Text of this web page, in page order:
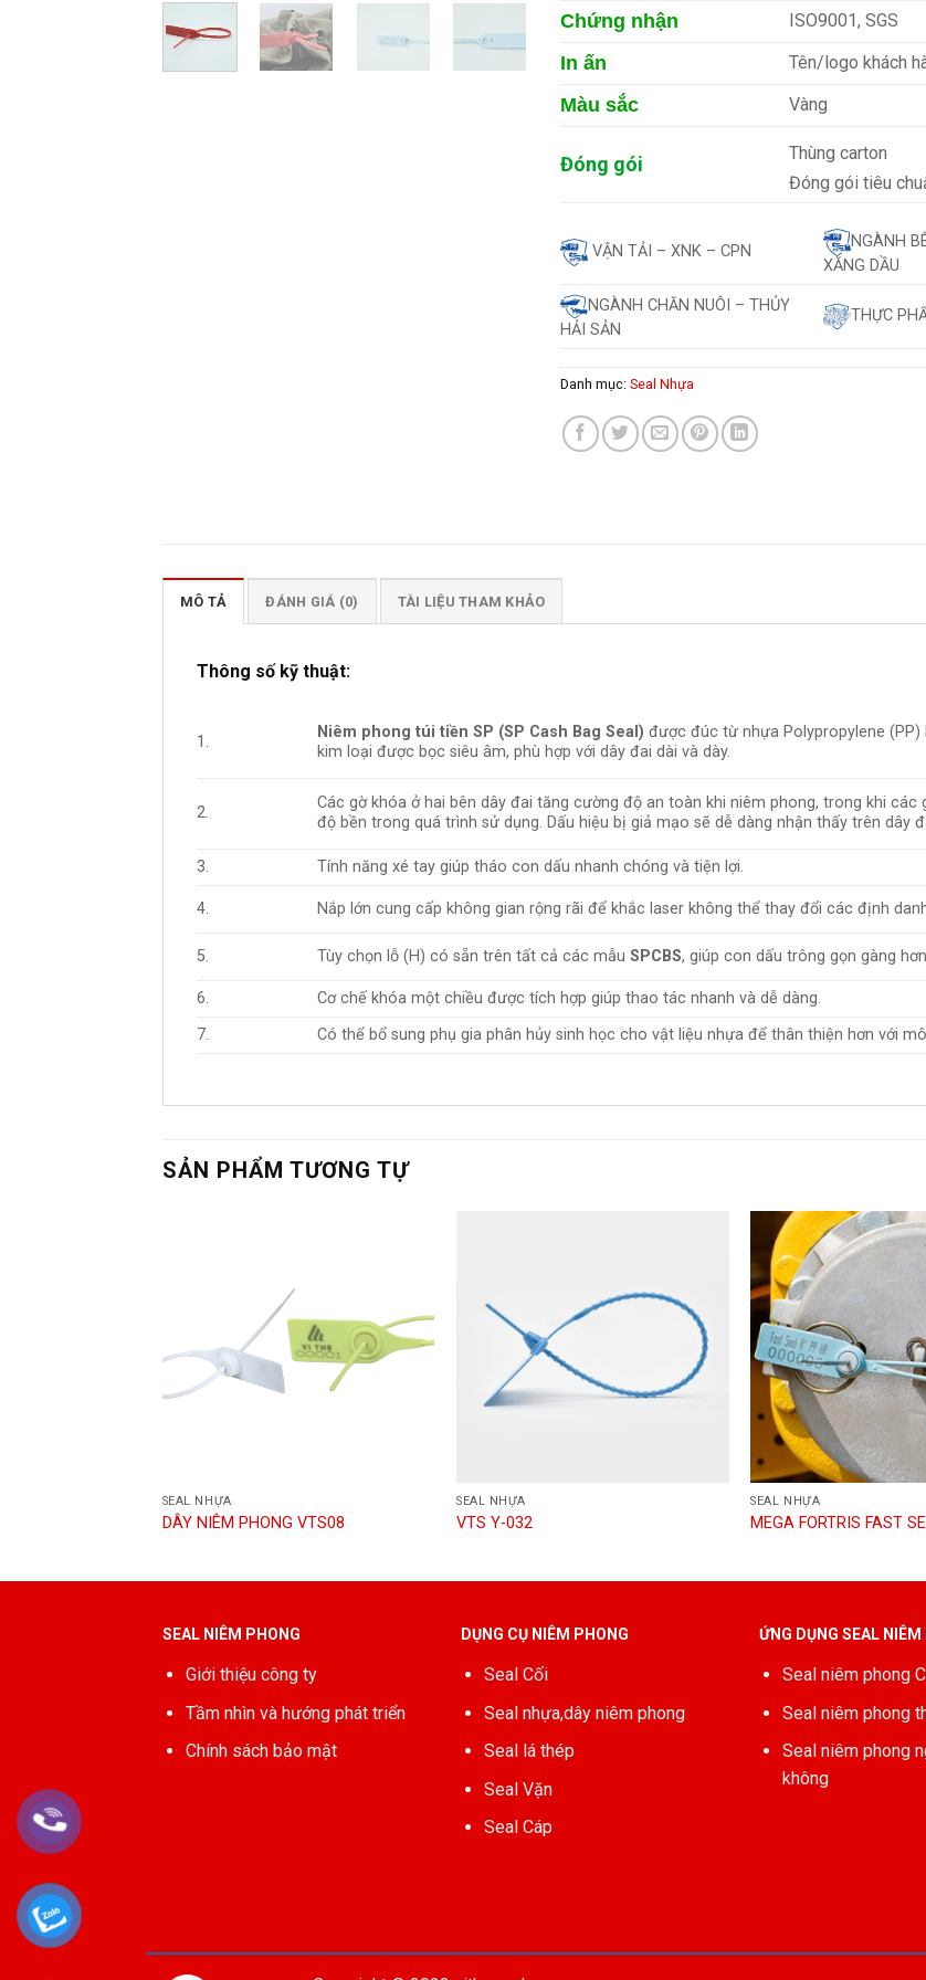
Chứng nhận ISO9001, SGS
In ấn Tên/logo khách
Màu sắc Vàng
Đóng gói
Thùng carton
Đóng gói tiêu
VẬN TẢI – XNK – CPN
NGÀNH
XĂNG DẦU
NGÀNH CHĂN NUÔI – THỦY
HẢI SẢN
THỰC
Danh mục: Seal Nhựa
MÔ TẢ ĐÁNH GIÁ (0) TÀI LIỆU THAM KHẢO
Thông số kỹ thuật:
1.
Niêm phong túi tiền SP (SP Cash Bag Seal) được đúc từ nhựa Polypropylene
kim loại được bọc siêu âm, phù hợp với dây đai dài và dày.
2.
Các gờ khóa ở hai bên dây đai tăng cường độ an toàn khi niêm phong, trong khi
độ bền trong quá trình sử dụng. Dấu hiệu bị giả mạo sẽ dễ dàng nhận thấy trên dây
3. Tính năng xé tay giúp tháo con dấu nhanh chóng và tiện lợi.
4. Nắp lớn cung cấp không gian rộng rãi để khắc laser không thể thay đổi các định
5. Tùy chọn lỗ (H) có sẵn trên tất cả các mẫuSPCBS, giúp con dấu trông gọn gàng
6.
Cơ chế khóa một chiều được tích hợp giúp thao tác nhanh và dễ dàng.
7.
Có thể bổ sung phụ gia phân hủy sinh học cho vật liệu nhựa để thân thiện hơn với
SẢN PHẨM TƯƠNG TỰ
SEAL NHỰA
DÂY NIÊM PHONG VTS08
SEAL NHỰA
VTS Y-032
SEAL NHỰA
MEGA FORTRIS FAST
SEAL NIÊM PHONG
Giới thiệu công ty
Tầm nhìn và hướng phát triển
Chính sách bảo mật
DỤNG CỤ NIÊM PHONG
Seal Cối
Seal nhựa,dây niêm phong
Seal lá thép
Seal Vặn
Seal Cáp
ỨNG DỤNG SEAL NIÊM
Seal niêm phong
Seal niêm phong
Seal niêm phong
không